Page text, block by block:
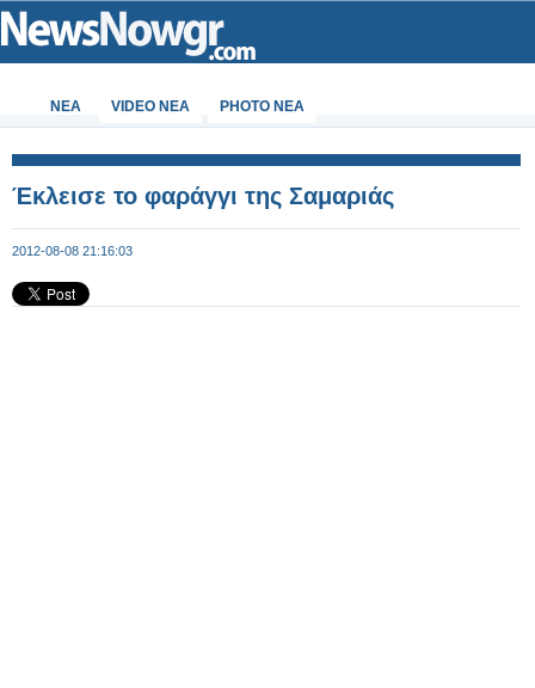
ΝΕΑ VIDEO NEA PHOTO NEA
Έκλεισε το φαράγγι της Σαμαριάς
2012-08-08 21:16:03